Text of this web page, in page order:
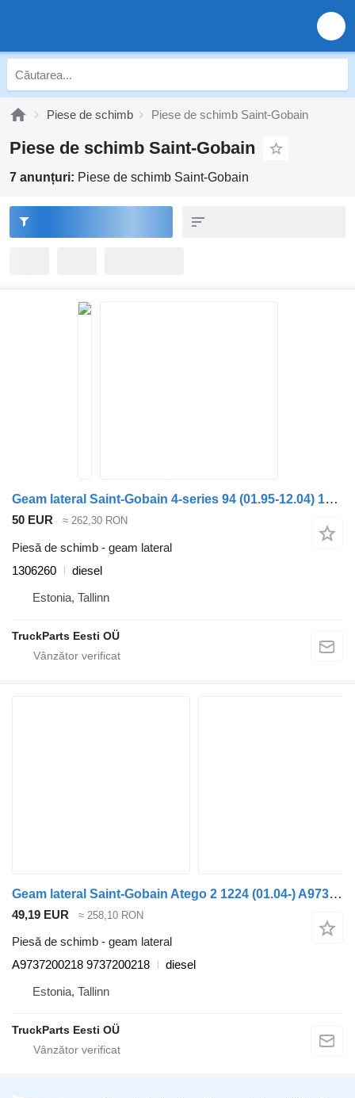
Piese de schimb Piese de schimb Saint-Gobain
Piese de schimb Saint-Gobain
7 anunțuri: Piese de schimb Saint-Gobain
Geam lateral Saint-Gobain 4-series 94 (01.95-12.04) 1306260 pentru camion Scania 4-series (1995-2006)
50 EUR ≈ 262,30 RON
Piesă de schimb - geam lateral
1306260
diesel
Estonia, Tallinn
TruckParts Eesti OÜ
Geam lateral Saint-Gobain Atego 2 1224 (01.04-) A9737200218 pentru camion Mercedes-Benz Atego, Atego 2, Atego 3 (1996-)
49,19 EUR ≈ 258,10 RON
Piesă de schimb - geam lateral
A9737200218 9737200218
diesel
Estonia, Tallinn
TruckParts Eesti OÜ